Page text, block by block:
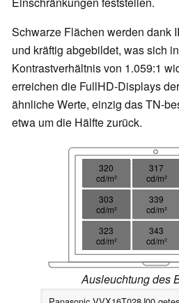
Schwarze Flächen werden dank
und kräftig abgebildet, was sich
Kontrastverhältnis von 1.059:1
erreichen die FullHD-Displays
ähnliche Werte, einzig das TN-
etwa um die Hälfte zurück.
320
cd/m²
317
cd/m²
303
cd/m²
339
cd/m²
323
cd/m²
343
cd/m²
Ausleuchtung des